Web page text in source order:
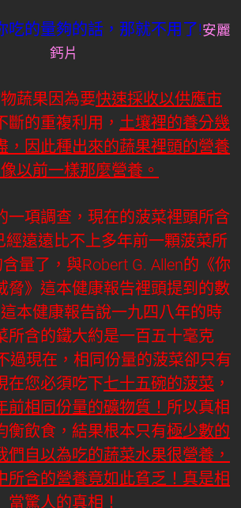
吃的量夠的話，那就不用了!安麗
鈣片
蔬果因為要快速採收以供應市
斷的重複利用， 土壤裡的養分幾
，因此種出來的蔬果裡頭的營養
以前一樣那麼營養。
一項調查，現在的菠菜裡頭所含
經遠遠比不上多年前一顆菠菜所
量了，與Robert G. Allen的《你
脅》這本健康報告裡頭提到的數
本健康報告說一九四八年的時
所含的鐵大約是一百五十毫克
過現在，相同份量的菠菜卻只有
在您必須吃下七十五碗的菠菜 ，
前相同份量的礦物質！ 所以真相
衡飲食，結果根本只有極少數的
們自以為吃的蔬菜水果很營養，
所含的營養竟如此貧乏！真是相
當驚人的真相！